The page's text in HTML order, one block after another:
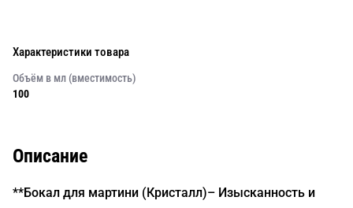
Характеристики товара
Объём в мл (вместимость)
100
Описание
**Бокал для мартини (Кристалл)– Изысканность и